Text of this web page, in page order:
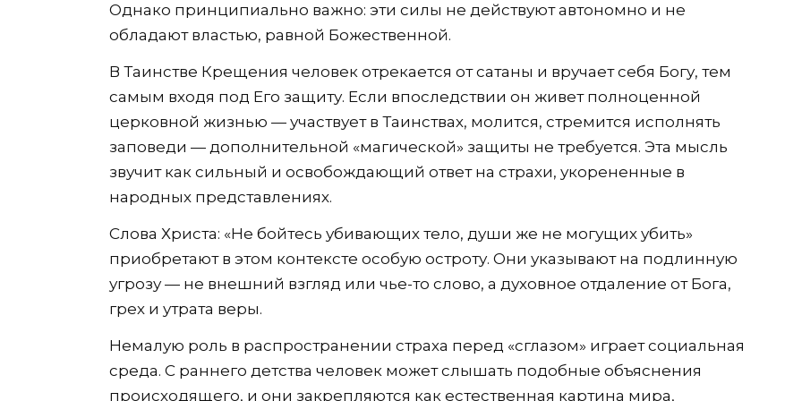
Однако принципиально важно: эти силы не действуют автономно и не
обладают властью, равной Божественной.
В Таинстве Крещения человек отрекается от сатаны и вручает себя Богу, тем
самым входя под Его защиту. Если впоследствии он живет полноценной
церковной жизнью — участвует в Таинствах, молится, стремится исполнять
заповеди — дополнительной «магической» защиты не требуется. Эта мысль
звучит как сильный и освобождающий ответ на страхи, укорененные в
народных представлениях.
Слова Христа: «Не бойтесь убивающих тело, души же не могущих убить»
приобретают в этом контексте особую остроту. Они указывают на подлинную
угрозу — не внешний взгляд или чье-то слово, а духовное отдаление от Бога,
грех и утрата веры.
Немалую роль в распространении страха перед «сглазом» играет социальная
среда. С раннего детства человек может слышать подобные объяснения
происходящего, и они закрепляются как естественная картина мира,